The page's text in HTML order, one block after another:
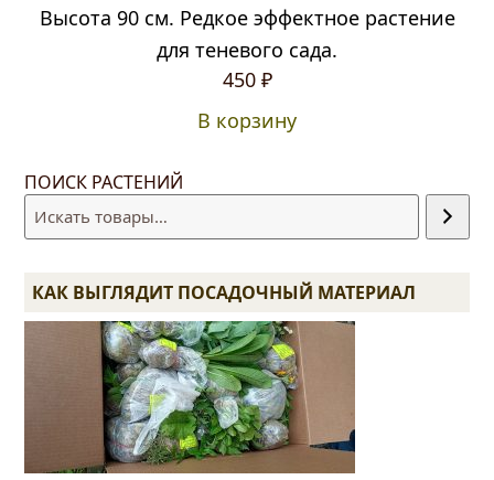
Высота 90 см. Редкое эффектное растение
для теневого сада.
450 ₽
В корзину
ПОИСК РАСТЕНИЙ
КАК ВЫГЛЯДИТ ПОСАДОЧНЫЙ МАТЕРИАЛ